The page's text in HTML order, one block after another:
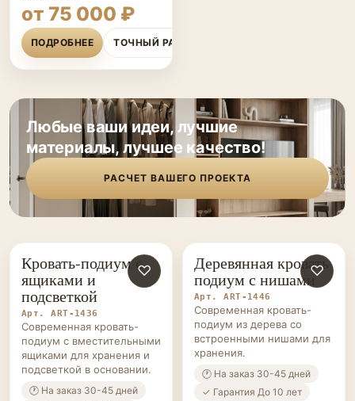
от 75 000 ₽
ПОДРОБНЕЕ ТОЧНЫЙ РАСЧЁТ
Любые ваши идеи, лучшие
материалы, лучшее качество!
РАСЧЕТ ВАШЕГО ПРОЕКТА
КРОВАТИ-
ПОДИУМЫ НА ЗАКАЗ
♡
Кровать-подиум с
ящиками и
подсветкой
Арт. ART-1436
Современная кровать-
подиум с вместительными
ящиками для хранения и
подсветкой в основании.
🕐 На заказ 30-45 дней
КРОВАТИ-
ПОДИУМЫ НА ЗАКАЗ
♡
Деревянная кровать
подиум с нишами
Арт. ART-1446
Современная кровать-
подиум из дерева со
встроенными нишами для
хранения.
🕐 На заказ 30-45 дней
✓ Гарантия До 10 лет